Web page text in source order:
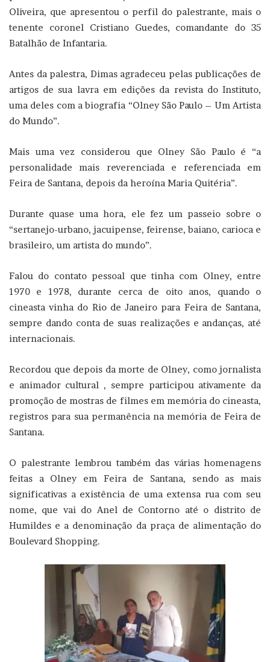
Oliveira, que apresentou o perfil do palestrante, mais o
tenente coronel Cristiano Guedes, comandante do 35
Batalhão de Infantaria.
Antes da palestra, Dimas agradeceu pelas publicações de
artigos de sua lavra em edições da revista do Instituto,
uma deles com a biografia “Olney São Paulo – Um Artista
do Mundo”.
Mais uma vez considerou que Olney São Paulo é “a
personalidade mais reverenciada e referenciada em
Feira de Santana, depois da heroína Maria Quitéria”.
Durante quase uma hora, ele fez um passeio sobre o
“sertanejo-urbano, jacuipense, feirense, baiano, carioca e
brasileiro, um artista do mundo”.
Falou do contato pessoal que tinha com Olney, entre
1970 e 1978, durante cerca de oito anos, quando o
cineasta vinha do Rio de Janeiro para Feira de Santana,
sempre dando conta de suas realizações e andanças, até
internacionais.
Recordou que depois da morte de Olney, como jornalista
e animador cultural , sempre participou ativamente da
promoção de mostras de filmes em memória do cineasta,
registros para sua permanência na memória de Feira de
Santana.
O palestrante lembrou também das várias homenagens
feitas a Olney em Feira de Santana, sendo as mais
significativas a existência de uma extensa rua com seu
nome, que vai do Anel de Contorno até o distrito de
Humildes e a denominação da praça de alimentação do
Boulevard Shopping.